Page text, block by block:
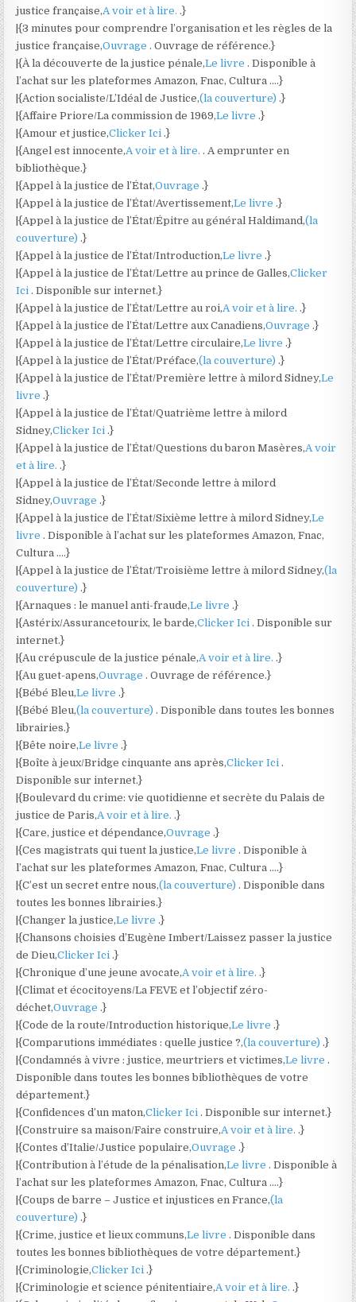
justice française,A voir et à lire..}
|{3 minutes pour comprendre l’organisation et les règles de la
justice française,Ouvrage. Ouvrage de référence.}
|{À la découverte de la justice pénale,Le livre. Disponible à
l’achat sur les plateformes Amazon, Fnac, Cultura ….}
|{Action socialiste/L’Idéal de Justice,(la couverture).}
|{Affaire Priore/La commission de 1969,Le livre.}
|{Amour et justice,Clicker Ici.}
|{Angel est innocente,A voir et à lire.. A emprunter en
bibliothèque.}
|{Appel à la justice de l’État,Ouvrage.}
|{Appel à la justice de l’État/Avertissement,Le livre.}
|{Appel à la justice de l’État/Épitre au général Haldimand,(la
couverture).}
|{Appel à la justice de l’État/Introduction,Le livre.}
|{Appel à la justice de l’État/Lettre au prince de Galles,Clicker
Ici. Disponible sur internet.}
|{Appel à la justice de l’État/Lettre au roi,A voir et à lire..}
|{Appel à la justice de l’État/Lettre aux Canadiens,Ouvrage.}
|{Appel à la justice de l’État/Lettre circulaire,Le livre.}
|{Appel à la justice de l’État/Préface,(la couverture).}
|{Appel à la justice de l’État/Première lettre à milord Sidney,Le
livre.}
|{Appel à la justice de l’État/Quatrième lettre à milord
Sidney,Clicker Ici.}
|{Appel à la justice de l’État/Questions du baron Masères,A voir
et à lire..}
|{Appel à la justice de l’État/Seconde lettre à milord
Sidney,Ouvrage.}
|{Appel à la justice de l’État/Sixième lettre à milord Sidney,Le
livre. Disponible à l’achat sur les plateformes Amazon, Fnac,
Cultura ….}
|{Appel à la justice de l’État/Troisième lettre à milord Sidney,(la
couverture).}
|{Arnaques : le manuel anti-fraude,Le livre.}
|{Astérix/Assurancetourix, le barde,Clicker Ici. Disponible sur
internet.}
|{Au crépuscule de la justice pénale,A voir et à lire..}
|{Au guet-apens,Ouvrage. Ouvrage de référence.}
|{Bébé Bleu,Le livre.}
|{Bébé Bleu,(la couverture). Disponible dans toutes les bonnes
librairies.}
|{Bête noire,Le livre.}
|{Boîte à jeux/Bridge cinquante ans après,Clicker Ici.
Disponible sur internet.}
|{Boulevard du crime: vie quotidienne et secrète du Palais de
justice de Paris,A voir et à lire..}
|{Care, justice et dépendance,Ouvrage.}
|{Ces magistrats qui tuent la justice,Le livre. Disponible à
l’achat sur les plateformes Amazon, Fnac, Cultura ….}
|{C’est un secret entre nous,(la couverture). Disponible dans
toutes les bonnes librairies.}
|{Changer la justice,Le livre.}
|{Chansons choisies d’Eugène Imbert/Laissez passer la justice
de Dieu,Clicker Ici.}
|{Chronique d’une jeune avocate,A voir et à lire..}
|{Climat et écocitoyens/La FEVE et l’objectif zéro-
déchet,Ouvrage.}
|{Code de la route/Introduction historique,Le livre.}
|{Comparutions immédiates : quelle justice ?,(la couverture).}
|{Condamnés à vivre : justice, meurtriers et victimes,Le livre.
Disponible dans toutes les bonnes bibliothèques de votre
département.}
|{Confidences d’un maton,Clicker Ici. Disponible sur internet.}
|{Construire sa maison/Faire construire,A voir et à lire..}
|{Contes d’Italie/Justice populaire,Ouvrage.}
|{Contribution à l’étude de la pénalisation,Le livre. Disponible à
l’achat sur les plateformes Amazon, Fnac, Cultura ….}
|{Coups de barre – Justice et injustices en France,(la
couverture).}
|{Crime, justice et lieux communs,Le livre. Disponible dans
toutes les bonnes bibliothèques de votre département.}
|{Criminologie,Clicker Ici.}
|{Criminologie et science pénitentiaire,A voir et à lire..}